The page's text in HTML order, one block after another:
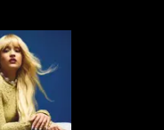
filmy Coppoli,
w życiu kobiety,
towarzyskie
żony Elvisa